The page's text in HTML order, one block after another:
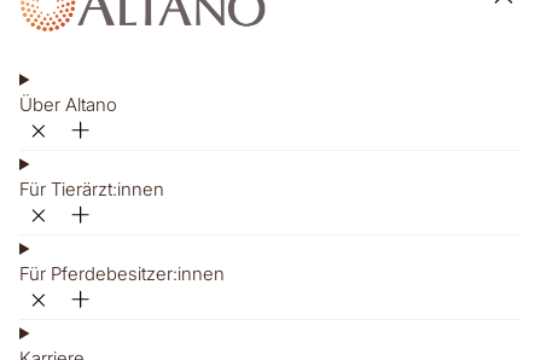
Über Altano
Für Tierärzt:innen
Für Pferdebesitzer:innen